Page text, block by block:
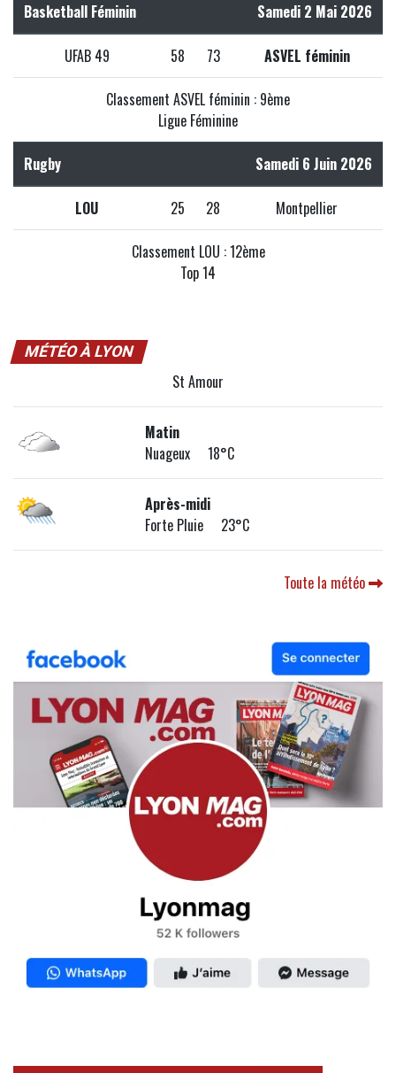
Basketball Féminin Samedi 2 Mai 2026
UFAB 49 58 73 ASVEL féminin
Classement ASVEL féminin : 9ème
Ligue Féminine
Rugby Samedi 6 Juin 2026
LOU 25 28 Montpellier
Classement LOU : 12ème
Top 14
MÉTÉO À LYON
St Amour
Matin
Nuageux 18°C
Après-midi
Forte Pluie 23°C
Toute la météo